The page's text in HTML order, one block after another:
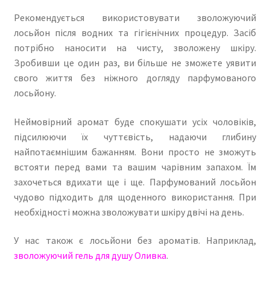
Рекомендується використовувати зволожуючий
лосьйон після водних та гігієнічних процедур. Засіб
потрібно наносити на чисту, зволожену шкіру.
Зробивши це один раз, ви більше не зможете уявити
свого життя без ніжного догляду парфумованого
лосьйону.
Неймовірний аромат буде спокушати усіх чоловіків,
підсилюючи їх чуттєвість, надаючи глибину
найпотаємнішим бажанням. Вони просто не зможуть
встояти перед вами та вашим чарівним запахом. Їм
захочеться вдихати ще і ще. Парфумований лосьйон
чудово підходить для щоденного використання. При
необхідності можна зволожувати шкіру двічі на день.
У нас також є лосьйони без ароматів. Наприклад,
зволожуючий гель для душу Оливка.